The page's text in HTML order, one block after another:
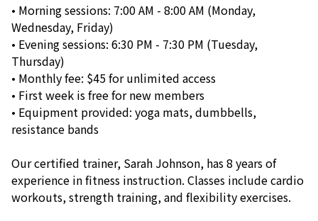
• Morning sessions: 7:00 AM - 8:00 AM (Monday,
Wednesday, Friday)
• Evening sessions: 6:30 PM - 7:30 PM (Tuesday,
Thursday)
• Monthly fee: $45 for unlimited access
• First week is free for new members
• Equipment provided: yoga mats, dumbbells,
resistance bands
Our certified trainer, Sarah Johnson, has 8 years of
experience in fitness instruction. Classes include cardio
workouts, strength training, and flexibility exercises.